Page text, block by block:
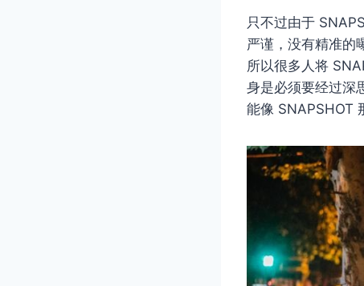
只不过由于
严谨，没有精准的
所以很多人将
身是必须要经过深
能像 SNAPSHOT